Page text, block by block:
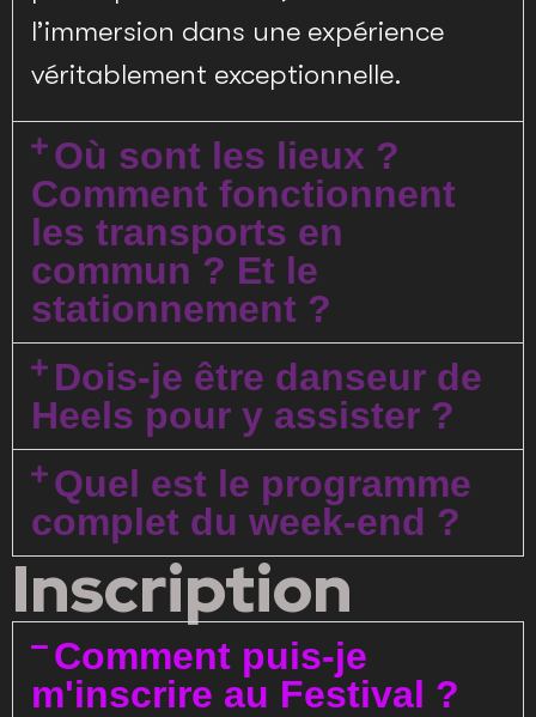
l’immersion dans une expérience
véritablement exceptionnelle.
Où sont les lieux ?
Comment fonctionnent
les transports en
commun ? Et le
stationnement ?
Dois-je être danseur de
Heels pour y assister ?
Quel est le programme
complet du week-end ?
Inscription
Comment puis-je
m'inscrire au Festival ?